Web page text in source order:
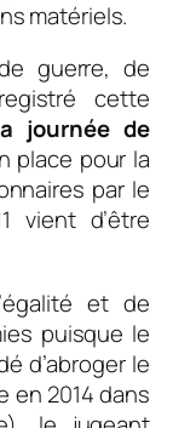
matériels.
guerre, de
cette
journée de
place pour la
par le
vient d’être
et de
puisque le
d’abroger le
en 2014 dans